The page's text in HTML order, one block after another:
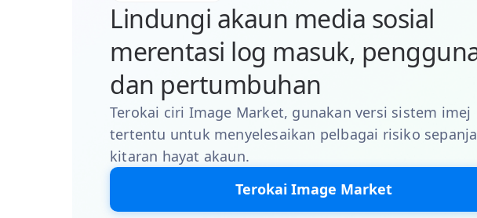
Lindungi akaun media sosial
merentasi log masuk,
dan pertumbuhan
Terokai ciri Image Market, gunakan versi sistem imej
tertentu untuk menyelesaikan pelbagai risiko
kitaran hayat akaun.
Terokai Image Market